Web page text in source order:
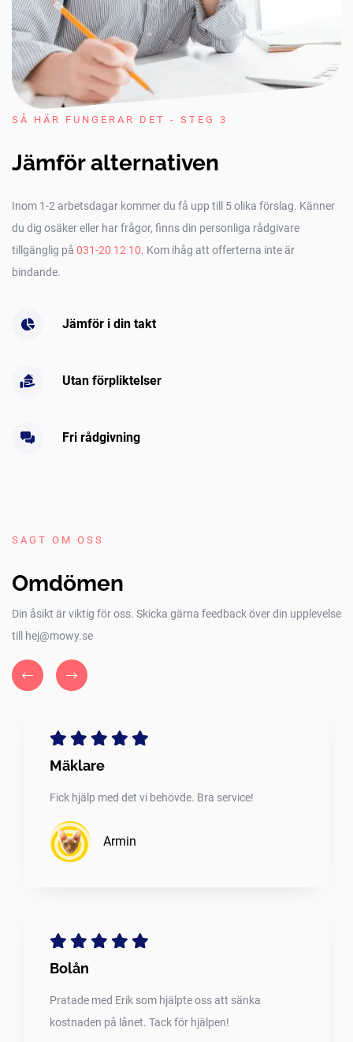
SÅ HÄR FUNGERAR DET - STEG 3
Jämför alternativen
Inom 1-2 arbetsdagar kommer du få upp till 5 olika förslag. Känner
du dig osäker eller har frågor, finns din personliga rådgivare
tillgänglig på 031-20 12 10. Kom ihåg att offerterna inte är
bindande.
Jämför i din takt
Utan förpliktelser
Fri rådgivning
SAGT OM OSS
Omdömen
Din åsikt är viktig för oss. Skicka gärna feedback över din upplevelse
till hej@mowy.se
Mäklare
Fick hjälp med det vi behövde. Bra service!
Armin
Bolån
Pratade med Erik som hjälpte oss att sänka
kostnaden på lånet. Tack för hjälpen!